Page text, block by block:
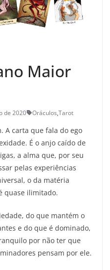
Maior
de 2020 Oráculos,Tarot
A carta que fala do ego
É o anjo caído de
a alma que, por seu
pelas experiências
o da matéria
quase ilimitado.
do que mantém o
e do que é dominado,
por não ter que
pensam por ele.